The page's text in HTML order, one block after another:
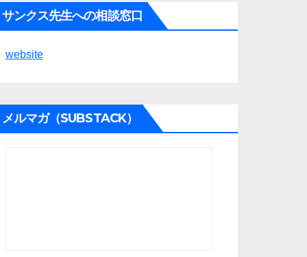
サンクス先生への相談窓口
website
メルマガ（SUBSTACK）